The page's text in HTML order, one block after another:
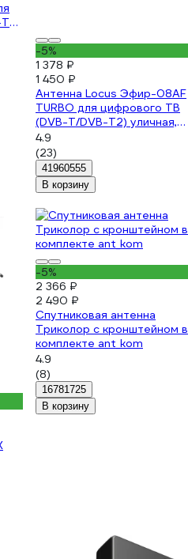
-5%
1 378 ₽
1 450 ₽
Антенна Locus Эфир-08AF
TURBO для цифрового ТВ
(DVB-T/DVB-T2) уличная,
активная, с балансным
усилителем, стальная.
109300058
4.9
(23)
41960555
В корзину
-5%
2 366 ₽
2 490 ₽
Спутниковая антенна
Триколор с кронштейном в
комплекте ant_kom
4.9
(8)
16781725
В корзину